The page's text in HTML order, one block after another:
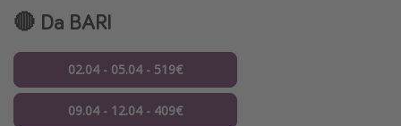
🔴 Da BARI
02.04 - 05.04 - 519€
09.04 - 12.04 - 409€